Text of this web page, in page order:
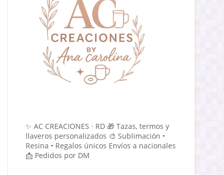
✨ AC CREACIONES · RD 🎁 Tazas, termos y
llaveros personalizados 🎨 Sublimación •
Resina • Regalos únicos Envíos a nacionales
📩 Pedidos por DM